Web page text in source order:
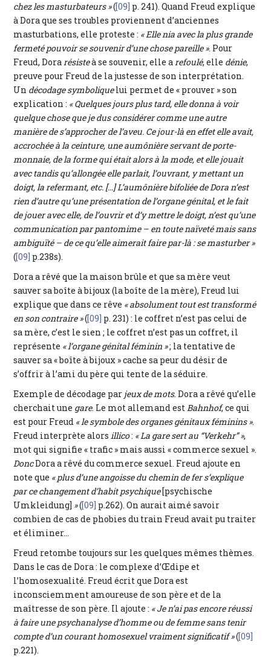
chez les masturbateurs »([09] p. 241). Quand Freud explique
à Dora que ses troubles proviennent d’anciennes
masturbations, elle proteste : « Elle nia avec la plus grande
fermeté pouvoir se souvenir d’une chose pareille ». Pour
Freud, Dorarésisteà se souvenir, elle arefoulé, elle dénie,
preuve pour Freud de la justesse de son interprétation.
Un décodage symboliquelui permet de « prouver » son
explication : « Quelques jours plus tard, elle donna à voir
quelque chose que je dus considérer comme une autre
manière de s’approcher de l’aveu. Ce jour-là en effet elle avait,
accrochée à la ceinture, une aumônière servant de porte-
monnaie, de la forme qui était alors à la mode, et elle jouait
avec tandis qu’allongée elle parlait, l’ouvrant, y mettant un
doigt, la refermant, etc. […] L’aumônière bifoliée de Dora n’est
rien d’autre qu’une présentation de l’organe génital, et le fait
de jouer avec elle, de l’ouvrir et d’y mettre le doigt, n’est qu’une
communication par pantomime – en toute naïveté mais sans
ambiguïté – de ce qu’elle aimerait faire par-là : se masturber »
([09] p.238s).
Dora a rêvé que la maison brûle et que sa mère veut
sauver sa boîte à bijoux (la boîte de la mère), Freud lui
explique que dans ce rêve « absolument tout est transformé
en son contraire »([09] p. 231) : le coffret n’est pas celui de
sa mère, c’est le sien ; le coffret n’est pas un coffret, il
représente « l’organe génital féminin »; la tentative de
sauver sa « boîte à bijoux » cache sa peur du désir de
s’offrir à l’ami du père qui tente de la séduire.
Exemple de décodage par jeux de mots. Dora a rêvé qu’elle
cherchait une gare. Le mot allemand estBahnhof, ce qui
est pour Freud « le symbole des organes génitaux féminins ».
Freud interprète alorsillico: « La gare sert au “Verkehr” »,
mot qui signifie « trafic » mais aussi « commerce sexuel ».
DoncDora a rêvé du commerce sexuel. Freud ajoute en
note que « plus d’une angoisse du chemin de fer s’explique
par ce changement d’habit psychique[psychische
Umkleidung] »([09] p.262). On aurait aimé savoir
combien de cas de phobies du train Freud avait pu traiter
et éliminer…
Freud retombe toujours sur les quelques mêmes thèmes.
Dans le cas de Dora : le complexe d’Œdipe et
l’homosexualité. Freud écrit que Dora est
inconsciemment amoureuse de son père et de la
maîtresse de son père. Il ajoute : « Je n’ai pas encore réussi
à faire une psychanalyse d’homme ou de femme sans tenir
compte d’un courant homosexuel vraiment significatif »([09]
p.221).